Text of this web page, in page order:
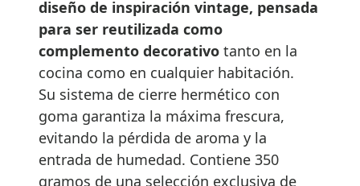
diseño de inspiración vintage, pensada
para ser reutilizada como
complemento decorativo tanto en la
cocina como en cualquier habitación.
Su sistema de cierre hermético con
goma garantiza la máxima frescura,
evitando la pérdida de aroma y la
entrada de humedad. Contiene 350
gramos de una selección exclusiva de